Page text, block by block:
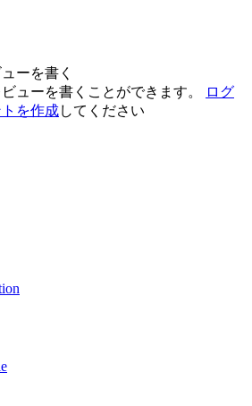
ーを書く
ューを書くことができます。
ログ
を作成してください